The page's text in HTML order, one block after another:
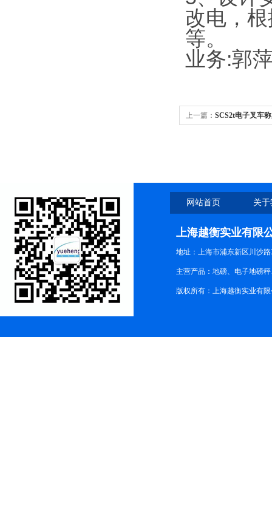
改电，
等。
业务:郭
上一篇： SCS2t电子叉车
网站首页 关
上海越衡实业有限
地址：上海市浦东新区川沙路
主营产品：地磅、电子地磅
版权所有：上海越衡实业有